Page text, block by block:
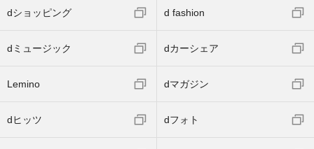
dショッピング d fashion
dミュージック dカーシェア
Lemino dマガジン
dヒッツ dフォト